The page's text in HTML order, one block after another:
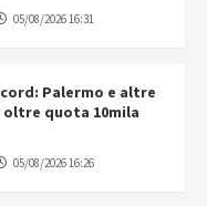
05/08/2026 16:31
Palermo e altre
oltre quota 10mila
05/08/2026 16:26